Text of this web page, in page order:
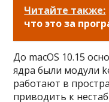
Читайте также:
что это за
До macOS 10.15
ядра были модули
работа­ют в
при­водить к